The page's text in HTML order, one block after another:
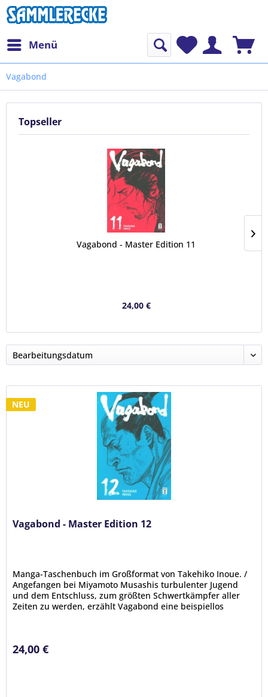
Menü
Vagabond
Topseller
Vagabond - Master Edition 11
24,00 €
NEU
Vagabond - Master Edition 12
Manga-Taschenbuch im Großformat von Takehiko Inoue. /
Angefangen bei Miyamoto Musashis turbulenter Jugend
und dem Entschluss, zum größten Schwertkämpfer aller
Zeiten zu werden, erzählt Vagabond eine beispiellos
24,00 €